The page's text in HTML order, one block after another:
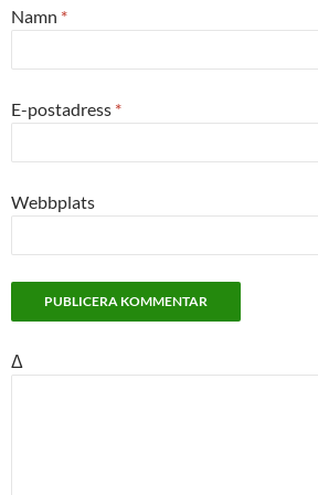
Namn *
E-postadress *
Webbplats
Δ